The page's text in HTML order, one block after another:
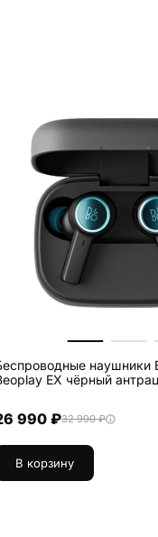
наушники
EX чёрный
990 ₽32 990 ₽
В корзину